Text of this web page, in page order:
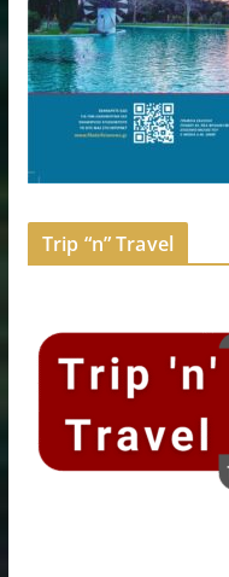
Trip “n” Travel